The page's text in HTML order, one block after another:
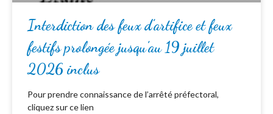
Interdiction des feux d’artifice et feux
festifs prolongée jusqu’au 19 juillet
2026 inclus
Pour prendre connaissance de l’arrêté préfectoral,
cliquez sur ce lien